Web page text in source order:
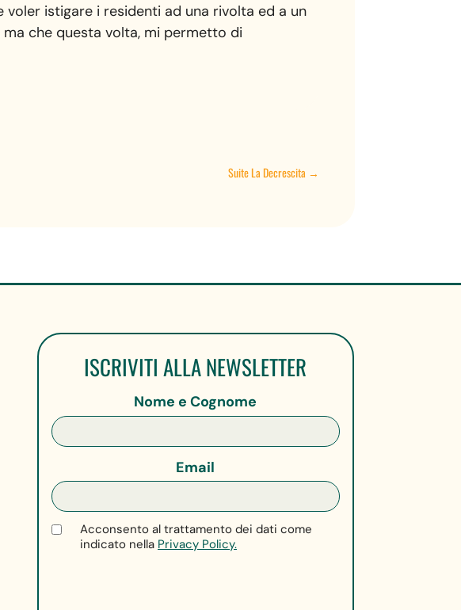
istigare i residenti ad una rivolta ed a un
che questa volta, mi permetto di
Suite La Decrescita →
ISCRIVITI ALLA NEWSLETTER
Nome e Cognome
Email
Acconsento al trattamento dei dati come
indicato nella Privacy Policy.